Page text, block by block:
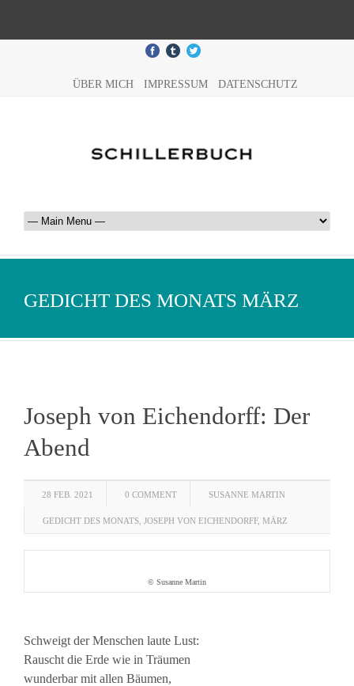
ÜBER MICH IMPRESSUM DATENSCHUTZ
GEDICHT DES MONATS MÄRZ
Joseph von Eichendorff: Der
Abend
28 FEB. 2021 0 COMMENT SUSANNE MARTIN
GEDICHT DES MONATS JOSEPH VON EICHENDORFF, MÄRZ
© Susanne Martin
Schweigt der Menschen laute Lust:
Rauscht die Erde wie in Träumen
wunderbar mit allen Bäumen,